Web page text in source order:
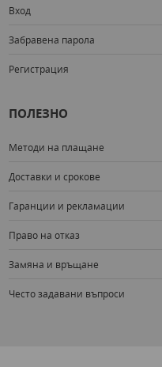
Вход
Забравена парола
Регистрация
ПОЛЕЗНО
Методи на плащане
Доставки и срокове
Гаранции и рекламации
Право на отказ
Замяна и връщане
Често задавани въпроси